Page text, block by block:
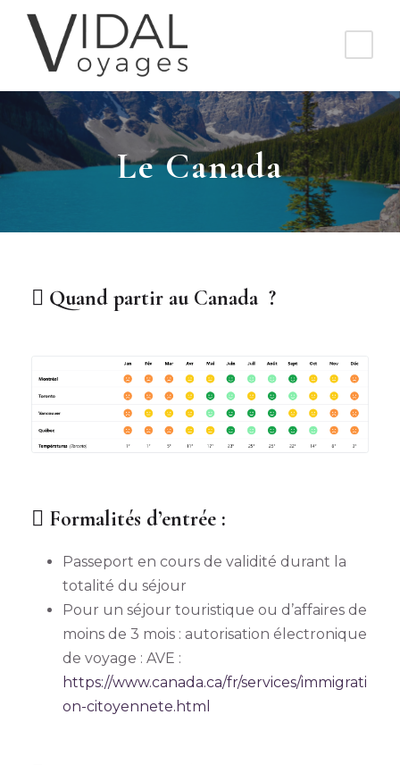
Le Canada
Quand partir au Canada ?
Formalités d’entrée :
Passeport en cours de validité durant la
totalité du séjour
Pour un séjour touristique ou d’affaires de
moins de 3 mois : autorisation électronique
de voyage : AVE :
https://www.canada.ca/fr/services/immigrati
on-citoyennete.html